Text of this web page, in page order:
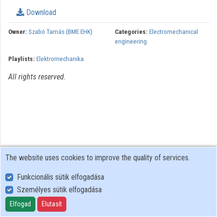
Organization playlists
Organizations
Download
Owner: Szabó Tamás (BME EHK) Categories: Electromechanical
engineering
Playlists: Elektromechanika
All rights reserved.
User Policy
Adatkezelési tájékoztató (en)
Cookie Policy
The website uses cookies to improve the quality of services.
Funkcionális sütik elfogadása
Személyes sütik elfogadása
Elfogad Elutasít